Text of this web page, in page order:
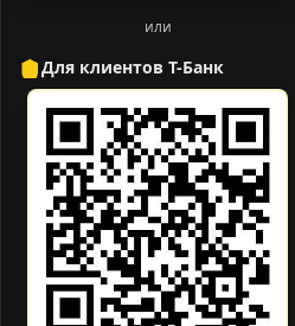
или
Для клиентов Т-Банк